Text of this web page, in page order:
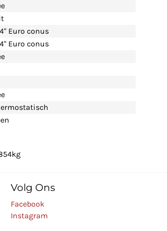
Euro conus
Euro conus
Volg Ons
Facebook
Instagram